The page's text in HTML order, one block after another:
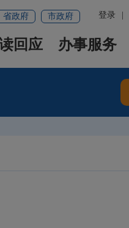
登录
省政府 市政府
回应 办事服务